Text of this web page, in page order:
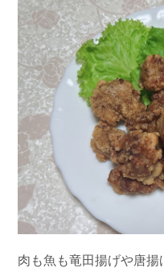
肉も魚も竜田揚げや唐